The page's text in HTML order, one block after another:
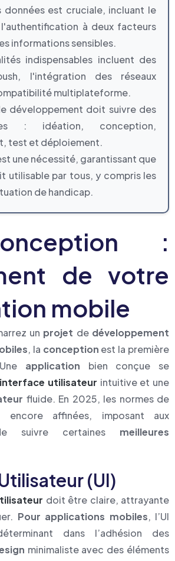
données est cruciale, incluant le
à deux facteurs
informations sensibles.
indispensables incluent des
l'intégration des réseaux
multiplateforme.
développement doit suivre des
: idéation, conception,
test et déploiement.
une nécessité, garantissant que
utilisable par tous, y compris les
de handicap.
:
de votre
mobile
un projet de développement
, la conception est la première
application bien conçue se
interface utilisateur intuitive et une
fluide. En 2025, les normes de
affinées, imposant aux
suivre certaines meilleures
(UI)
doit être claire, attrayante
Pour applications mobiles, l’UI
dans l’adhésion des
minimaliste avec des éléments